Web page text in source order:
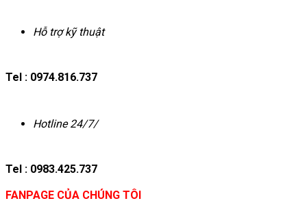
Hỗ trợ kỹ thuật
Tel : 0974.816.737
Hotline 24/7/
Tel : 0983.425.737
FANPAGE CỦA CHÚNG TÔI